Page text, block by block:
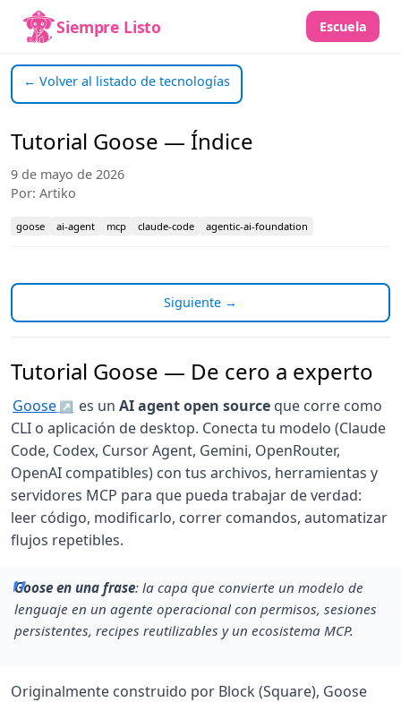
Siempre Listo Escuela
← Volver al listado de tecnologías
Tutorial Goose — Índice
9 de mayo de 2026
Por: Artiko
goose ai-agent mcp claude-code agentic-ai-foundation
Siguiente →
Tutorial Goose — De cero a experto
Goose es un AI agent open source que corre como
CLI o aplicación de desktop. Conecta tu modelo (Claude
Code, Codex, Cursor Agent, Gemini, OpenRouter,
OpenAI compatibles) con tus archivos, herramientas y
servidores MCP para que pueda trabajar de verdad:
leer código, modificarlo, correr comandos, automatizar
flujos repetibles.
Goose en una frase: la capa que convierte un modelo de
lenguaje en un agente operacional con permisos, sesiones
persistentes, recipes reutilizables y un ecosistema MCP.
Originalmente construido por Block (Square), Goose